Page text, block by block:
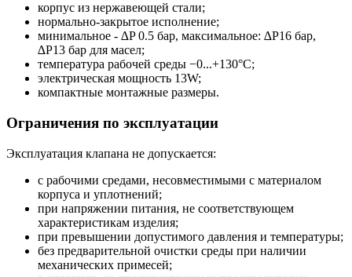
корпус из нержавеющей стали;
нормально-закрытое исполнение;
минимальное - ∆P 0.5 бар, максимальное: ∆P16 бар,
∆P13 бар для масел;
температура рабочей среды −0...+130°С;
электрическая мощность 13W;
компактные монтажные размеры.
Ограничения по эксплуатации
Эксплуатация клапана не допускается:
с рабочими средами, несовместимыми с материалом
корпуса и уплотнений;
при напряжении питания, не соответствующем
характеристикам изделия;
при превышении допустимого давления и температуры;
без предварительной очистки среды при наличии
механических примесей;